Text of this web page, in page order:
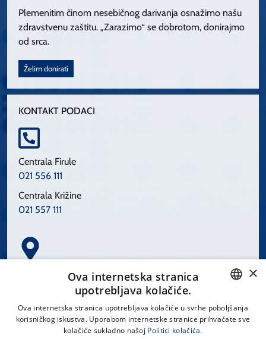
Plemenitim činom nesebičnog darivanja osnažimo našu
zdravstvenu zaštitu. „Zarazimo“ se dobrotom, donirajmo
od srca.
Želim donirati
KONTAKT PODACI
Centrala Firule
021 556 111
Centrala Križine
021 557 111
Spinčićeva 1, 21000 Split
CROATIAN
×
Ova internetska stranica
upotrebljava kolačiće.
Ova internetska stranica upotrebljava kolačiće u svrhe poboljšanja
korisničkog iskustva. Uporabom internetske stranice prihvaćate sve
kolačiće sukladno našoj Politici kolačića.